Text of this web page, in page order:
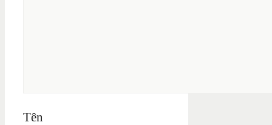
Tên